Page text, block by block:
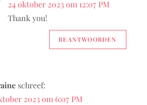
24 oktober 2023 om 12:07 PM
Thank you!
BEANTWOORDEN
schreef:
2023 om 6:07 PM